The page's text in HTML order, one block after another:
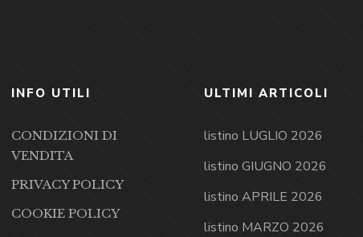
INFO UTILI
CONDIZIONI DI
VENDITA
PRIVACY POLICY
COOKIE POLICY
ULTIMI ARTICOLI
listino LUGLIO 2026
listino GIUGNO 2026
listino APRILE 2026
listino MARZO 2026